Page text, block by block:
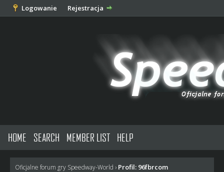
Logowanie Rejestracja
HOME SEARCH MEMBER LIST HELP
Oficjalne forum gry Speedway-World › Profil: 96fbrcom